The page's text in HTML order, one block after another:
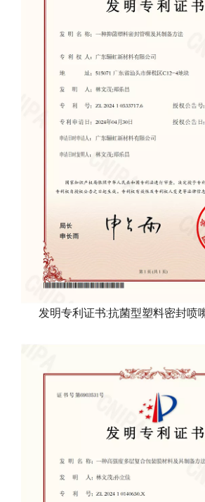
发明专利证书:抗菌型塑料密封喷